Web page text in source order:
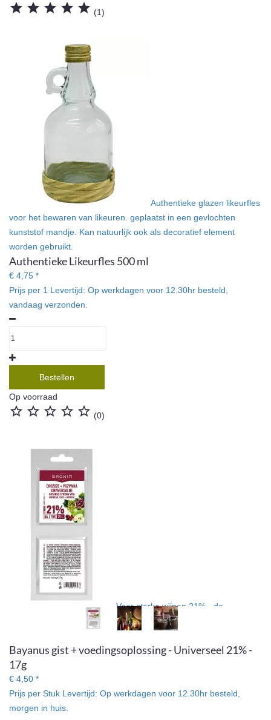
     (1)
Authentieke glazen likeurfles
voor het bewaren van likeuren. geplaatst in een gevlochten
kunststof mandje. Kan natuurlijk ook als decoratief element
worden gebruikt.
Authentieke Likeurfles 500 ml
€ 4,75 *
Prijs per 1 Levertijd: Op werkdagen voor 12.30hr besteld,
vandaag verzonden.
Bestellen
Op voorraad
     (0)
Voor sterke wijnen 21% - de
universele set gist met een voedingsoplossing stelt u in staat om
Bayanus gist + voedingsoplossing - Universeel 21% -
17g
€ 4,50 *
Prijs per Stuk Levertijd: Op werkdagen voor 12.30hr besteld,
morgen in huis.